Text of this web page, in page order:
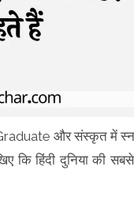
में Graduate और संस्कृत
कि हिंदी दुनिया की